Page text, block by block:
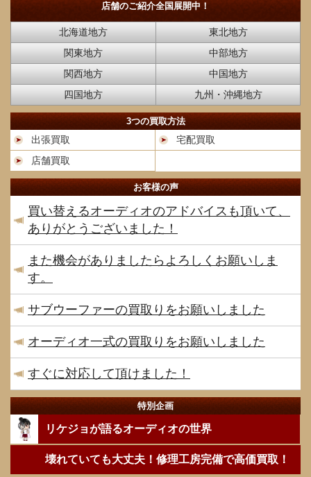
店舗のご紹介全国展開中！
北海道地方
東北地方
関東地方
中部地方
関西地方
中国地方
四国地方
九州・沖縄地方
3つの買取方法
出張買取
宅配買取
店舗買取
お客様の声
買い替えるオーディオのアドバイスも頂いて、
ありがとうございました！
また機会がありましたらよろしくお願いしま
す。
サブウーファーの買取りをお願いしました
オーディオ一式の買取りをお願いしました
すぐに対応して頂けました！
特別企画
リケジョが語るオーディオの世界
壊れていても大丈夫！修理工房完備で高価買取！